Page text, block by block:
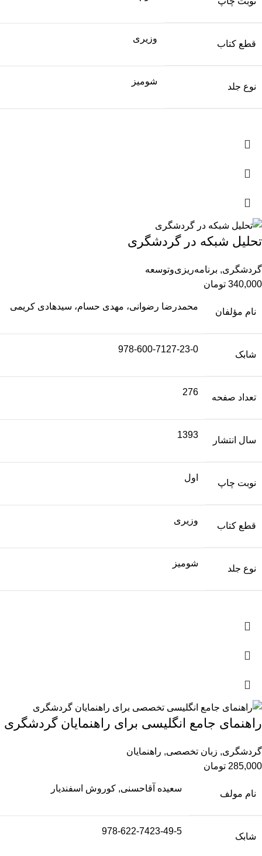
قطع کتاب
وزیری
نوع جلد
شومیز
تحلیل شبکه در گردشگری
گردشگری, برنامه‌ریزی‌وتوسعه
340,000 تومان
نام مؤلفان
محمدرضا رضوانی، مهدی حسام، سیدهادی کریمی
شابک
978-600-7127-23-0
تعداد صفحه
276
سال انتشار
1393
نوبت چاپ
اول
قطع کتاب
وزیری
نوع جلد
شومیز
راهنمای جامع انگلیسی برای راهنمایان گردشگری
گردشگری, زبان تخصصی, راهنمایان
285,000 تومان
نام مولف
سعیده آقا‌حسنی, کوروش اسفندیار
شابک
978-622-7423-49-5